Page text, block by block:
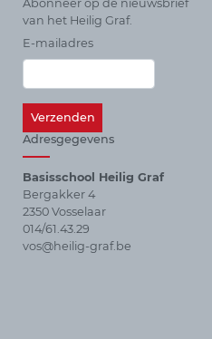
Abonneer op de nieuwsbrief
van het Heilig Graf.
E-mailadres
Adresgegevens
Basisschool Heilig Graf
Bergakker 4
2350 Vosselaar
014/61.43.29
vos@heilig-graf.be